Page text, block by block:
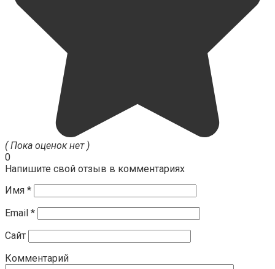
( Пока оценок нет )
0
Напишите свой отзыв в комментариях
Имя *
Email *
Сайт
Комментарий